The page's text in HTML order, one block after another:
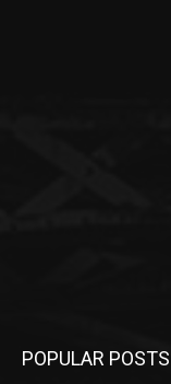
POPULAR POSTS